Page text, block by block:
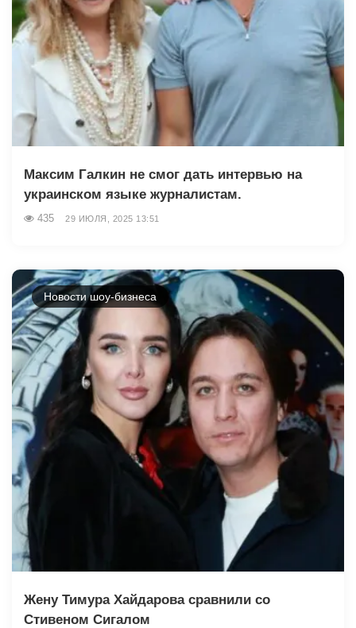
Максим Галкин не смог дать интервью на
украинском языке журналистам.
435 29 ИЮЛЯ, 2025 13:51
Новости шоу-бизнеса
Жену Тимура Хайдарова сравнили со
Стивеном Сигалом